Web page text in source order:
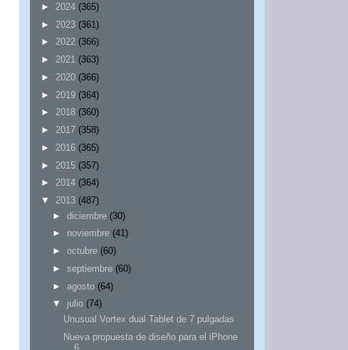
► 2024 (365)
► 2023 (361)
► 2022 (366)
► 2021 (363)
► 2020 (366)
► 2019 (364)
► 2018 (360)
► 2017 (358)
► 2016 (365)
► 2015 (357)
► 2014 (364)
▼
2013 (487)
► diciembre (30)
► noviembre (41)
► octubre (60)
► septiembre (60)
► agosto (64)
▼
julio (74)
Unusual Vortex dual Tablet de 7 pulgadas
Nueva propuesta de diseño para el iPhone
6